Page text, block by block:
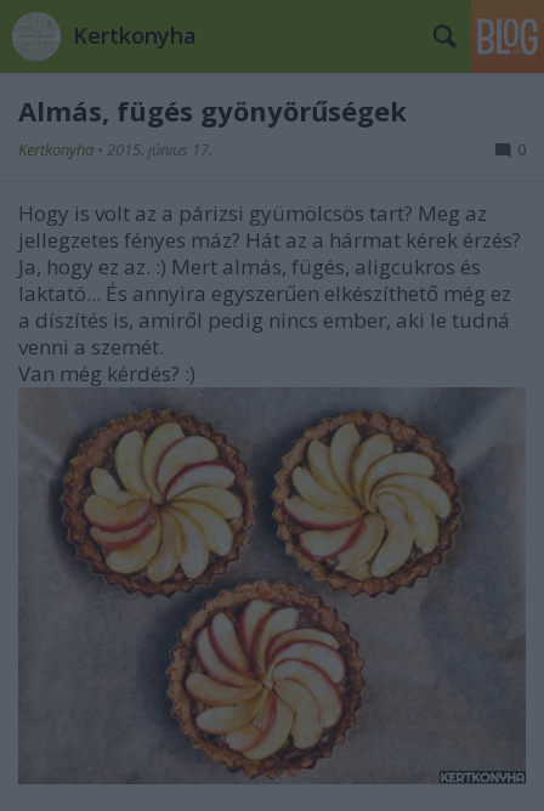
Kertkonyha
Almás, fügés gyönyörűségek
Kertkonyha • 2015. június 17. 0
Hogy is volt az a párizsi gyümölcsös tart? Meg az
jellegzetes fényes máz? Hát az a hármat kérek érzés?
Ja, hogy ez az. :) Mert almás, fügés, aligcukros és
laktató... És annyira egyszerűen elkészíthető még ez
a díszítés is, amiről pedig nincs ember, aki le tudná
venni a szemét.
Van még kérdés? :)